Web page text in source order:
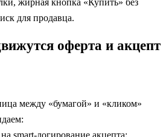
для продавца.
оферта и акцепт
между «бумагой» и «кликом»